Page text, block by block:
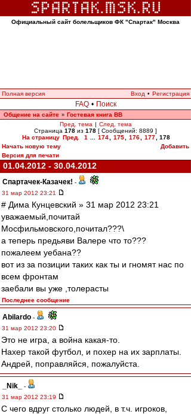
Официальный сайт болельщиков ФК "Спартак" Москва
Полная версия Вход • Регистрация
FAQ • Поиск
Общение на сайте » Гостевая книга ВВ
Пред. тема | След. тема
Страница 178 из 178 [ Сообщений: 8889 ]
На страницу Пред. 1 174 175 176 177
178
Начать новую тему
Добавить
Версия для печати
01.04.2012 - 30.04.2012
Спартачек-Казачек! -
31 мар 2012 23:21
# Дима Кунцевский » 31 мар 2012 23:21
уважаемый,почитай
Мосфильмовского,почитал???\
а теперь предьяви Валере что то???
пожалеем уебана??
вот из за позиции таких как ты и гномят нас по
всем фронтам
заебали вы уже ,толерасты
Последнее сообщение
Abilardo -
31 мар 2012 23:20
Это не игра, а война какая-то.
Нахер такой футбол, и похер на их зарплаты.
Андрей, поправляйся, пожалуйста.
_Nik_
-
31 мар 2012 23:19
С чего вдруг столько людей, в т.ч. игроков,